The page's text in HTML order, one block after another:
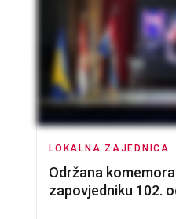
LOKALNA ZAJEDNICA
Održana
zapovjedniku 102.